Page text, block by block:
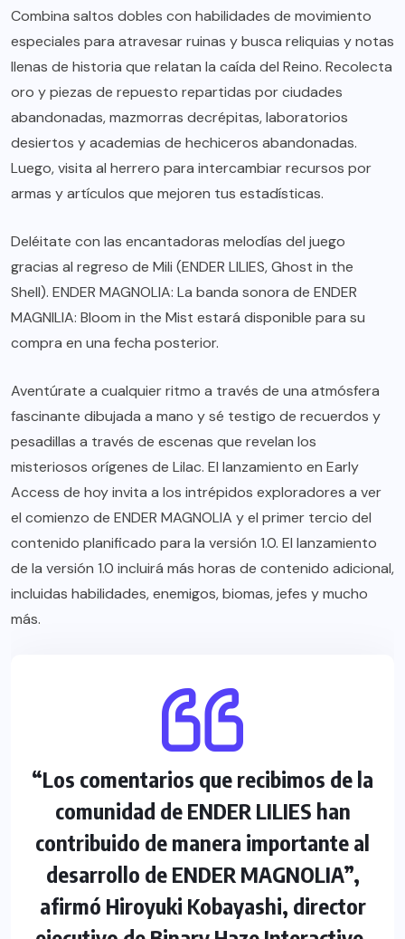
Combina saltos dobles con habilidades de movimiento
especiales para atravesar ruinas y busca reliquias y notas
llenas de historia que relatan la caída del Reino. Recolecta
oro y piezas de repuesto repartidas por ciudades
abandonadas, mazmorras decrépitas, laboratorios
desiertos y academias de hechiceros abandonadas.
Luego, visita al herrero para intercambiar recursos por
armas y artículos que mejoren tus estadísticas.
Deléitate con las encantadoras melodías del juego
gracias al regreso de Mili (ENDER LILIES, Ghost in the
Shell). ENDER MAGNOLIA: La banda sonora de ENDER
MAGNILIA: Bloom in the Mist estará disponible para su
compra en una fecha posterior.
Aventúrate a cualquier ritmo a través de una atmósfera
fascinante dibujada a mano y sé testigo de recuerdos y
pesadillas a través de escenas que revelan los
misteriosos orígenes de Lilac. El lanzamiento en Early
Access de hoy invita a los intrépidos exploradores a ver
el comienzo de ENDER MAGNOLIA y el primer tercio del
contenido planificado para la versión 1.0. El lanzamiento
de la versión 1.0 incluirá más horas de contenido adicional,
incluidas habilidades, enemigos, biomas, jefes y mucho
más.
“Los comentarios que recibimos de la
comunidad de ENDER LILIES han
contribuido de manera importante al
desarrollo de ENDER MAGNOLIA”,
afirmó Hiroyuki Kobayashi, director